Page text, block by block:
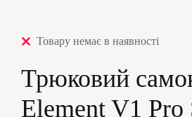
Товару немає в наявності
Трюковий
Element V1 Pro